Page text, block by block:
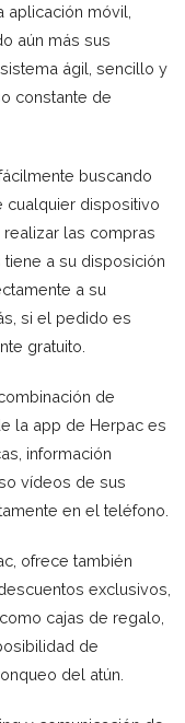
aplicación móvil,
aún más sus
ágil, sencillo y
constante de
buscando
cualquier dispositivo
las compras
a su disposición
a su
si el pedido es
gratuito.
de
la app de Herpac es
información
vídeos de sus
en el teléfono.
ofrece también
exclusivos,
cajas de regalo,
de
del atún.